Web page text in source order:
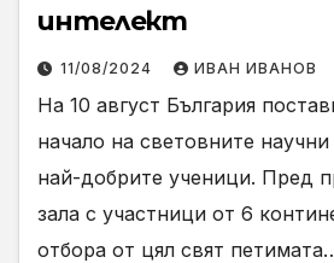
интелект
11/08/2024 ИВАН ИВАНОВ
На 10 август България
начало на световните научни
най-добрите ученици. Пред
зала с участници от 6
отбора от цял свят